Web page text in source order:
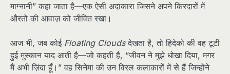
माग्नानी” कहा जाता है—एक ऐसी अदाकारा जिसने अपने किरदारों में
औरतों की आवाज़ को जीवित रखा।
आज भी, जब कोई Floating Cloudsदेखता है, तो हिदेको की वह टूटी
हुई मुस्कान याद आती है—जो कहती है, “जीवन ने मुझे धोखा दिया, मगर
मैं अभी ज़िंदा हूँ।” वह सिनेमा की उन विरल कलाकारों में से हैं जिन्होंने